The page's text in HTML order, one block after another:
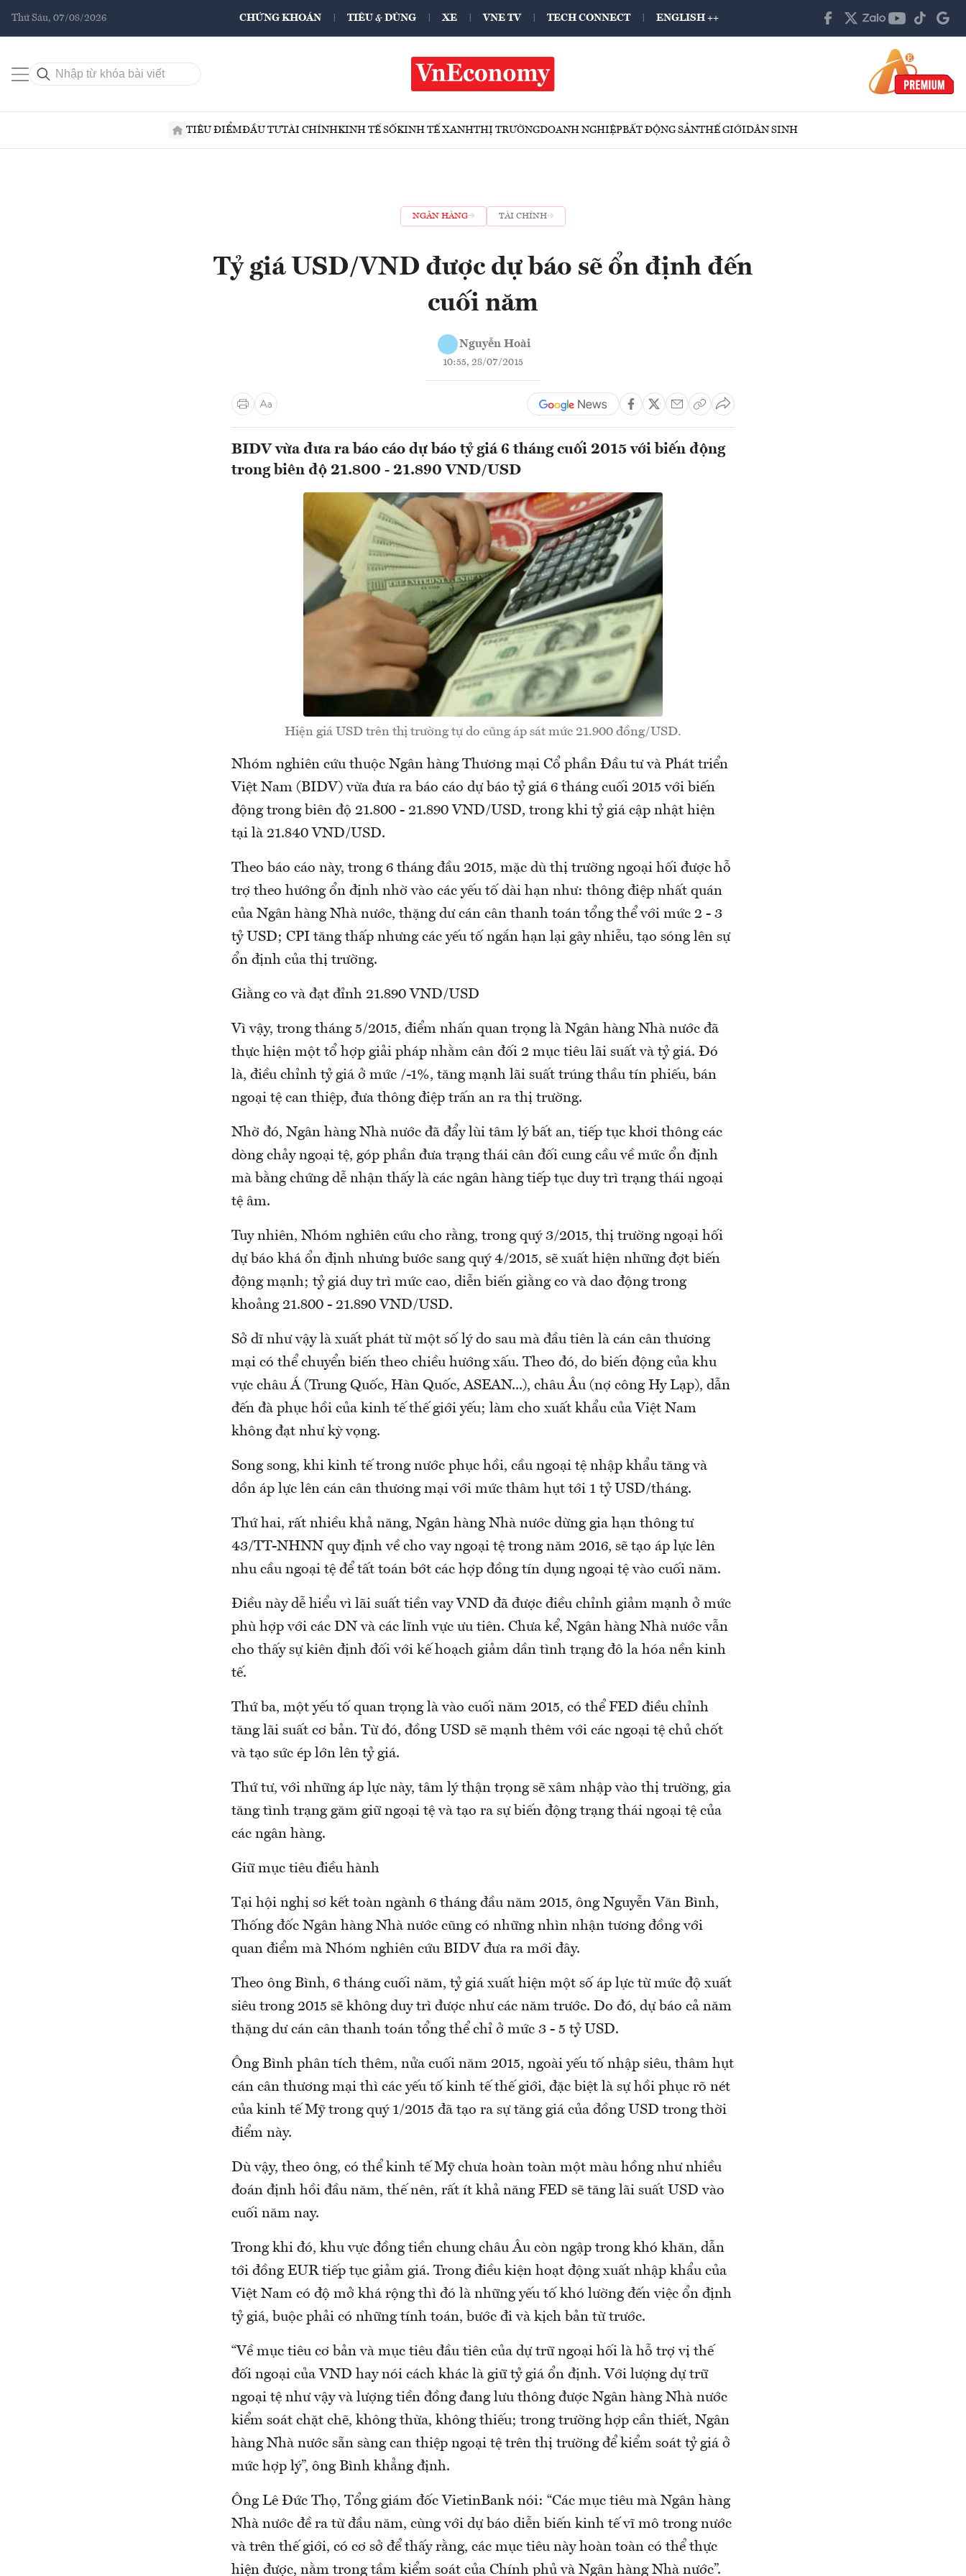
Thứ Sáu, 07/08/2026 CHỨNG KHOÁN TIÊU & DÙNG XE VNE TV TECH CONNECT ENGLISH ++
TIÊU ĐIỂMĐẦU TƯTÀI CHÍNHKINH TẾ SỐKINH TẾ XANHTHỊ TRƯỜNGDOANH NGHIỆPBẤT ĐỘNG SẢNTHẾ GIỚIDÂN SINH
NGÂN HÀNG TÀI CHÍNH
Tỷ giá USD/VND được dự báo sẽ ổn định đến
cuối năm
Nguyễn Hoài
10:55, 28/07/2015
BIDV vừa đưa ra báo cáo dự báo tỷ giá 6 tháng cuối 2015 với biến động
trong biên độ 21.800 - 21.890 VND/USD
Hiện giá USD trên thị trường tự do cũng áp sát mức 21.900 đồng/USD.
Nhóm nghiên cứu thuộc Ngân hàng Thương mại Cổ phần Đầu tư và Phát triển
Việt Nam (BIDV) vừa đưa ra báo cáo dự báo tỷ giá 6 tháng cuối 2015 với biến
động trong biên độ 21.800 - 21.890 VND/USD, trong khi tỷ giá cập nhật hiện
tại là 21.840 VND/USD.
Theo báo cáo này, trong 6 tháng đầu 2015, mặc dù thị trường ngoại hối được hỗ
trợ theo hướng ổn định nhờ vào các yếu tố dài hạn như: thông điệp nhất quán
của Ngân hàng Nhà nước, thặng dư cán cân thanh toán tổng thể với mức 2 - 3
tỷ USD; CPI tăng thấp nhưng các yếu tố ngắn hạn lại gây nhiễu, tạo sóng lên sự
ổn định của thị trường.
Giằng co và đạt đỉnh 21.890 VND/USD
Vì vậy, trong tháng 5/2015, điểm nhấn quan trọng là Ngân hàng Nhà nước đã
thực hiện một tổ hợp giải pháp nhằm cân đối 2 mục tiêu lãi suất và tỷ giá. Đó
là, điều chỉnh tỷ giá ở mức /-1%, tăng mạnh lãi suất trúng thầu tín phiếu, bán
ngoại tệ can thiệp, đưa thông điệp trấn an ra thị trường.
Nhờ đó, Ngân hàng Nhà nước đã đẩy lùi tâm lý bất an, tiếp tục khơi thông các
dòng chảy ngoại tệ, góp phần đưa trạng thái cân đối cung cầu về mức ổn định
mà bằng chứng dễ nhận thấy là các ngân hàng tiếp tục duy trì trạng thái ngoại
tệ âm.
Tuy nhiên, Nhóm nghiên cứu cho rằng, trong quý 3/2015, thị trường ngoại hối
dự báo khá ổn định nhưng bước sang quý 4/2015, sẽ xuất hiện những đợt biến
động mạnh; tỷ giá duy trì mức cao, diễn biến giằng co và dao động trong
khoảng 21.800 - 21.890 VND/USD.
Sở dĩ như vậy là xuất phát từ một số lý do sau mà đầu tiên là cán cân thương
mại có thể chuyển biến theo chiều hướng xấu. Theo đó, do biến động của khu
vực châu Á (Trung Quốc, Hàn Quốc, ASEAN...), châu Âu (nợ công Hy Lạp), dẫn
đến đà phục hồi của kinh tế thế giới yếu; làm cho xuất khẩu của Việt Nam
không đạt như kỳ vọng.
Song song, khi kinh tế trong nước phục hồi, cầu ngoại tệ nhập khẩu tăng và
dồn áp lực lên cán cân thương mại với mức thâm hụt tới 1 tỷ USD/tháng.
Thứ hai, rất nhiều khả năng, Ngân hàng Nhà nước dừng gia hạn thông tư
43/TT-NHNN quy định về cho vay ngoại tệ trong năm 2016, sẽ tạo áp lực lên
nhu cầu ngoại tệ để tất toán bớt các hợp đồng tín dụng ngoại tệ vào cuối năm.
Điều này dễ hiểu vì lãi suất tiền vay VND đã được điều chỉnh giảm mạnh ở mức
phù hợp với các DN và các lĩnh vực ưu tiên. Chưa kể, Ngân hàng Nhà nước vẫn
cho thấy sự kiên định đối với kế hoạch giảm dần tình trạng đô la hóa nền kinh
tế.
Thứ ba, một yếu tố quan trọng là vào cuối năm 2015, có thể FED điều chỉnh
tăng lãi suất cơ bản. Từ đó, đồng USD sẽ mạnh thêm với các ngoại tệ chủ chốt
và tạo sức ép lớn lên tỷ giá.
Thứ tư, với những áp lực này, tâm lý thận trọng sẽ xâm nhập vào thị trường, gia
tăng tình trạng găm giữ ngoại tệ và tạo ra sự biến động trạng thái ngoại tệ của
các ngân hàng.
Giữ mục tiêu điều hành
Tại hội nghị sơ kết toàn ngành 6 tháng đầu năm 2015, ông Nguyễn Văn Bình,
Thống đốc Ngân hàng Nhà nước cũng có những nhìn nhận tương đồng với
quan điểm mà Nhóm nghiên cứu BIDV đưa ra mới đây.
Theo ông Bình, 6 tháng cuối năm, tỷ giá xuất hiện một số áp lực từ mức độ xuất
siêu trong 2015 sẽ không duy trì được như các năm trước. Do đó, dự báo cả năm
thặng dư cán cân thanh toán tổng thể chỉ ở mức 3 - 5 tỷ USD.
Ông Bình phân tích thêm, nửa cuối năm 2015, ngoài yếu tố nhập siêu, thâm hụt
cán cân thương mại thì các yếu tố kinh tế thế giới, đặc biệt là sự hồi phục rõ nét
của kinh tế Mỹ trong quý 1/2015 đã tạo ra sự tăng giá của đồng USD trong thời
điểm này.
Dù vậy, theo ông, có thể kinh tế Mỹ chưa hoàn toàn một màu hồng như nhiều
đoán định hồi đầu năm, thế nên, rất ít khả năng FED sẽ tăng lãi suất USD vào
cuối năm nay.
Trong khi đó, khu vực đồng tiền chung châu Âu còn ngập trong khó khăn, dẫn
tới đồng EUR tiếp tục giảm giá. Trong điều kiện hoạt động xuất nhập khẩu của
Việt Nam có độ mở khá rộng thì đó là những yếu tố khó lường đến việc ổn định
tỷ giá, buộc phải có những tính toán, bước đi và kịch bản từ trước.
“Về mục tiêu cơ bản và mục tiêu đầu tiên của dự trữ ngoại hối là hỗ trợ vị thế
đối ngoại của VND hay nói cách khác là giữ tỷ giá ổn định. Với lượng dự trữ
ngoại tệ như vậy và lượng tiền đồng đang lưu thông được Ngân hàng Nhà nước
kiểm soát chặt chẽ, không thừa, không thiếu; trong trường hợp cần thiết, Ngân
hàng Nhà nước sẵn sàng can thiệp ngoại tệ trên thị trường để kiểm soát tỷ giá ở
mức hợp lý”, ông Bình khẳng định.
Ông Lê Đức Thọ, Tổng giám đốc VietinBank nói: “Các mục tiêu mà Ngân hàng
Nhà nước đề ra từ đầu năm, cùng với dự báo diễn biến kinh tế vĩ mô trong nước
và trên thế giới, có cơ sở để thấy rằng, các mục tiêu này hoàn toàn có thể thực
hiện được, nằm trong tầm kiểm soát của Chính phủ và Ngân hàng Nhà nước”.